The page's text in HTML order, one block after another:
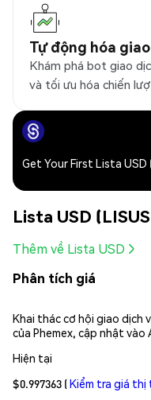
Tự động hóa
Khám phá bot giao
và tối ưu hóa chiến
Get Your First Lista USD
Lista USD
Thêm về Lista USD
Phân tích giá
Khai thác cơ hội giao
của Phemex, cập nhật vào
Hiện tại
$0.997363 (Kiểm tra giá